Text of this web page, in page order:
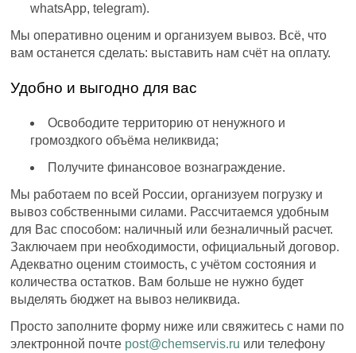
whatsApp, telegram).
Мы оперативно оценим и организуем вывоз. Всё, что
вам останется сделать: выставить нам счёт на оплату.
Удобно и выгодно для вас
Освободите территорию от ненужного и
громоздкого объёма неликвида;
Получите финансовое вознаграждение.
Мы работаем по всей России, организуем погрузку и
вывоз собственными силами. Рассчитаемся удобным
для Вас способом: наличный или безналичный расчет.
Заключаем при необходимости, официальный договор.
Адекватно оценим стоимость, с учётом состояния и
количества остатков. Вам больше не нужно будет
выделять бюджет на вывоз неликвида.
Просто заполните форму ниже или свяжитесь с нами по
электронной почте post@chemservis.ru или телефону